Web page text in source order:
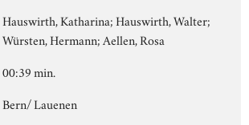
Hauswirth, Katharina; Hauswirth, Walter;
Würsten, Hermann; Aellen, Rosa
00:39 min.
Bern/ Lauenen